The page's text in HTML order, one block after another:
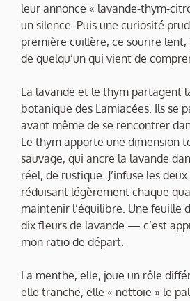
leur annonce « lavande-thym-
un silence. Puis une curiosité
première cuillère, ce sourire lent,
de quelqu’un qui vient de
La lavande et le thym partagent
botanique des Lamiacées. Ils se
avant même de se rencontrer
Le thym apporte une dimension
sauvage, qui ancre la lavande
réel, de rustique. J’infuse les
réduisant légèrement chaque
maintenir l’équilibre. Une feuille
dix fleurs de lavande — c’est
mon ratio de départ.
La menthe, elle, joue un rôle
elle tranche, elle « nettoie » le